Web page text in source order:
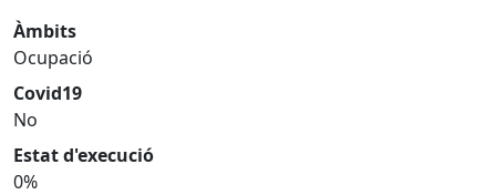
Àmbits
Ocupació
Covid19
No
Estat d'execució
0%